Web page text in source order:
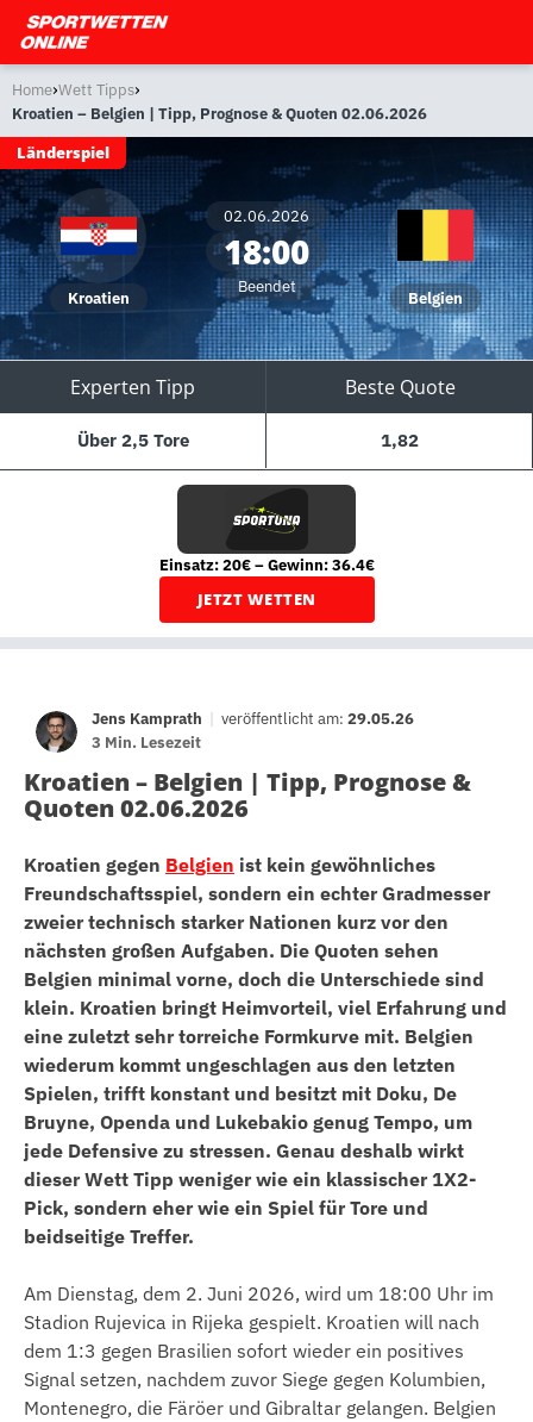
Home›Wett Tipps›
Kroatien – Belgien | Tipp, Prognose & Quoten 02.06.2026
Länderspiel
Kroatien
02.06.2026
18:00
Beendet
Belgien
Experten Tipp Beste Quote
Über 2,5 Tore 1,82
Einsatz: 20€ – Gewinn: 36.4€
JETZT WETTEN
Jens Kamprath | veröffentlicht am: 29.05.26
3 Min. Lesezeit
Kroatien – Belgien | Tipp, Prognose &
Quoten 02.06.2026
Kroatien gegen Belgien ist kein gewöhnliches
Freundschaftsspiel, sondern ein echter Gradmesser
zweier technisch starker Nationen kurz vor den
nächsten großen Aufgaben. Die Quoten sehen
Belgien minimal vorne, doch die Unterschiede sind
klein. Kroatien bringt Heimvorteil, viel Erfahrung und
eine zuletzt sehr torreiche Formkurve mit. Belgien
wiederum kommt ungeschlagen aus den letzten
Spielen, trifft konstant und besitzt mit Doku, De
Bruyne, Openda und Lukebakio genug Tempo, um
jede Defensive zu stressen. Genau deshalb wirkt
dieser Wett Tipp weniger wie ein klassischer 1X2-
Pick, sondern eher wie ein Spiel für Tore und
beidseitige Treffer.
Am Dienstag, dem 2. Juni 2026, wird um 18:00 Uhr im
Stadion Rujevica in Rijeka gespielt. Kroatien will nach
dem 1:3 gegen Brasilien sofort wieder ein positives
Signal setzen, nachdem zuvor Siege gegen Kolumbien,
Montenegro, die Färöer und Gibraltar gelangen. Belgien